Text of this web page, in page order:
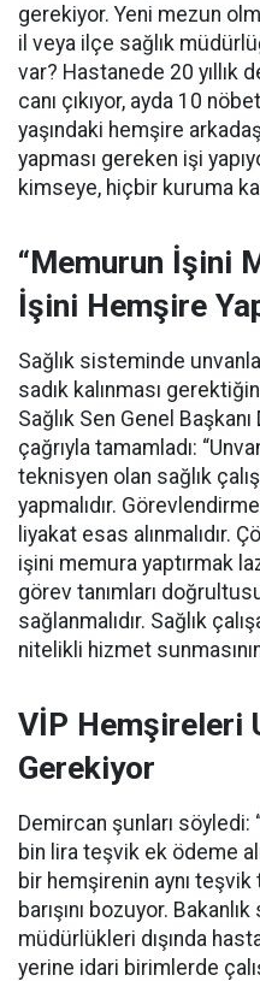
gerekiyor. Yeni mezun
il veya ilçe sağlık
var? Hastanede 20 yıllık
canı çıkıyor, ayda 10
yaşındaki hemşire
yapması gereken işi
kimseye, hiçbir kuruma
“Memurun İşini
İşini Hemşire
Sağlık sisteminde
sadık kalınması
Sağlık Sen Genel
çağrıyla tamamladı:
teknisyen olan sağlık
yapmalıdır.
liyakat esas alınmalıdır.
işini memura yaptırmak
görev tanımları
sağlanmalıdır. Sağlık
nitelikli hizmet sunmasının
VİP Hemşireleri
Gerekiyor
Demircan şunları
bin lira teşvik ek ödeme
bir hemşirenin aynı
barışını bozuyor.
müdürlükleri dışında
yerine idari birimlerde